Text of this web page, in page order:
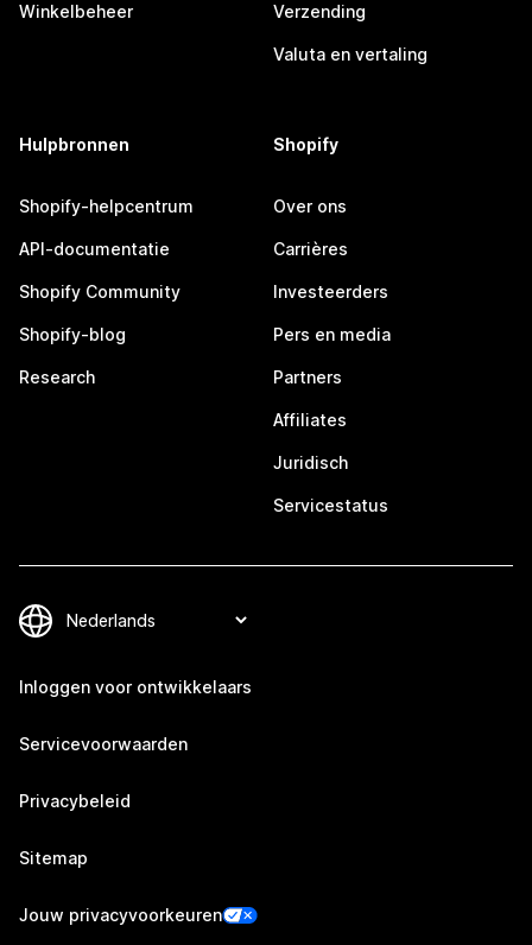
Winkelbeheer Verzending
Valuta en vertaling
Hulpbronnen
Shopify-helpcentrum
API-documentatie
Shopify Community
Shopify-blog
Research
Shopify
Over ons
Carrières
Investeerders
Pers en media
Partners
Affiliates
Juridisch
Servicestatus
Inloggen voor ontwikkelaars
Servicevoorwaarden
Privacybeleid
Sitemap
Jouw privacyvoorkeuren